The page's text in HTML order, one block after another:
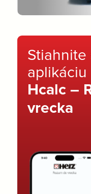
Stiahnite
aplikáciu
Hcalc –
vrecka